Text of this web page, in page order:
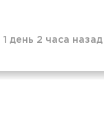
1 день 2 часа назад